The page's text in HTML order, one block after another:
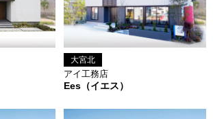
大宮北
アイ工務店
Ees（イエス）